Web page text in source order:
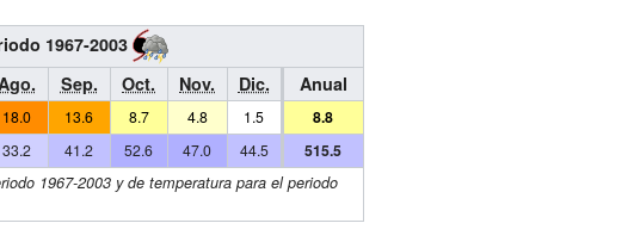
1967-2003
Sep. Oct. Nov. Dic.
Anual
18.0 13.6 8.7 4.8 1.5 8.8
33.2 41.2 52.6 47.0 44.5
515.5
1967-2003 y de temperatura para el periodo